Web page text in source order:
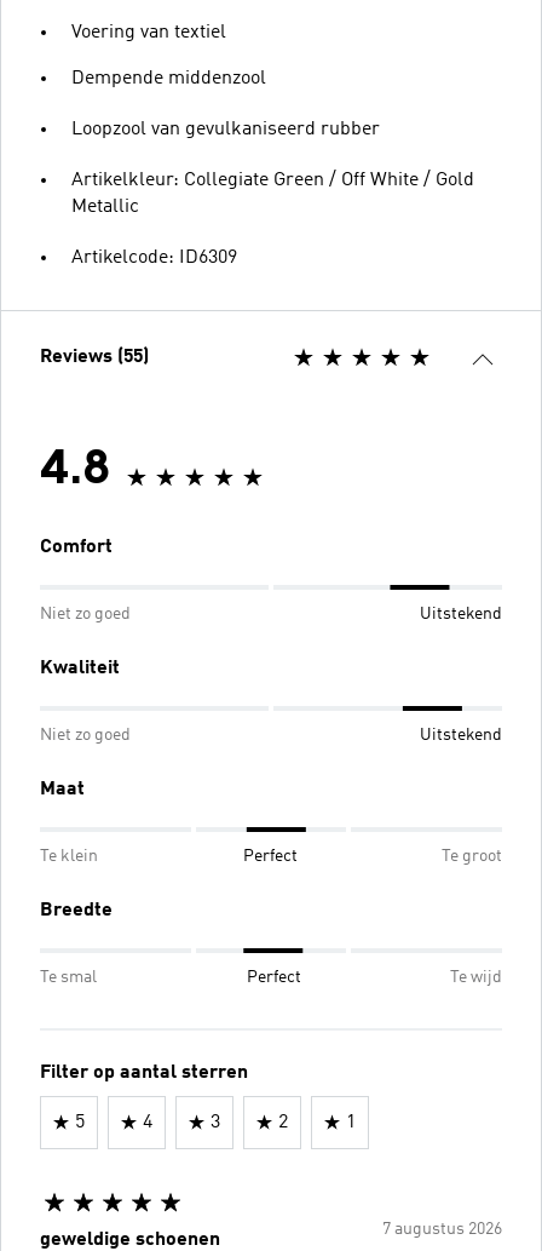
Voering van textiel
Dempende middenzool
Loopzool van gevulkaniseerd rubber
Artikelkleur: Collegiate Green / Off White / Gold
Metallic
Artikelcode: ID6309
Reviews (55)
4.8
Comfort
Niet zo goed Uitstekend
Kwaliteit
Niet zo goed Uitstekend
Maat
Te klein Perfect Te groot
Breedte
Te smal Perfect Te wijd
Filter op aantal sterren
5 4 3 2 1
7 augustus 2026
geweldige schoenen